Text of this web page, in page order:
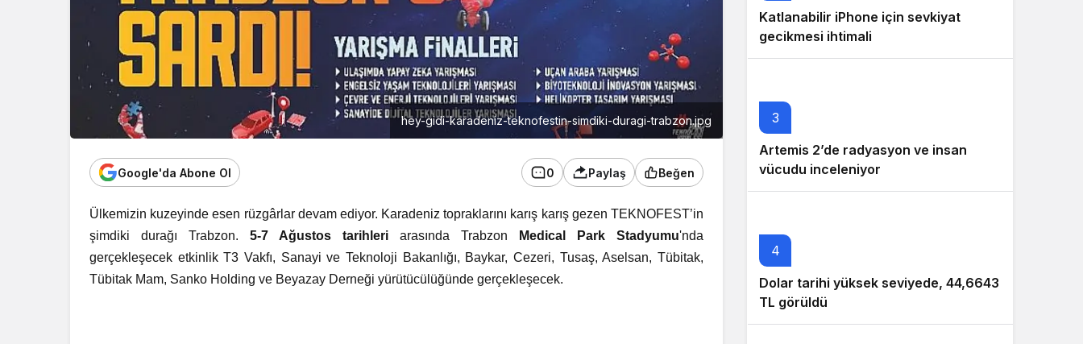
hey-gidi-karadeniz-teknofestin-simdiki-duragi-trabzon.jpg
Google'da Abone Ol 0 Paylaş Beğen
Ülkemizin kuzeyinde esen rüzgârlar devam ediyor. Karadeniz topraklarını karış karış gezen TEKNOFEST’in
şimdiki durağı Trabzon. 5-7 Ağustos tarihleri arasında Trabzon Medical Park Stadyumu'nda
gerçekleşecek etkinlik T3 Vakfı, Sanayi ve Teknoloji Bakanlığı, Baykar, Cezeri, Tusaş, Aselsan, Tübitak,
Tübitak Mam, Sanko Holding ve Beyazay Derneği yürütücülüğünde gerçekleşecek.
Katlanabilir iPhone için sevkiyat
gecikmesi ihtimali
3
Artemis 2’de radyasyon ve insan
vücudu inceleniyor
4
Dolar tarihi yüksek seviyede, 44,6643
TL görüldü